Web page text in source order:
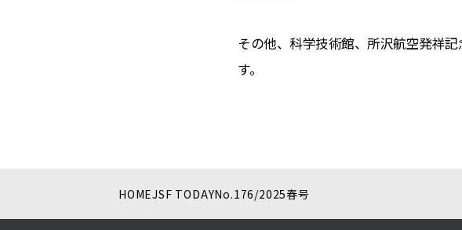
その他、科学技術館、所沢航空発祥
す。
HOMEJSF TODAYNo.176/2025春号